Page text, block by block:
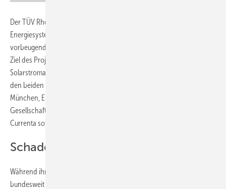
Der TÜV Rheinland und das Fraunhofer Institut für Solare
Energiesysteme (ISE) hat das gemeinsame Forschungsprojekt zum
vorbeugenden Brandschutz bei Photovoltaikanlagen abgeschlossen.
Ziel des Projektes, das seit 2011 läuft, war die Sicherheit von
Solarstromanlagen in Bezug auf Brandrisiken zu optimieren. Neben
den beiden Projektpartnern haben auch die Branddirektion
München, Energiebau Solarsysteme in Köln, die Deutsche
Gesellschaft für Sonnenenergie (DGS), das Sicherheitsunternehmen
Currenta sowie die Berner Fachhochschule mitgearbeitet.
Schadenanalyse durchgeführt
Während ihrer Forschungsarbeit haben die Projektpartner
bundesweit und systematisch Schadenfälle installierter